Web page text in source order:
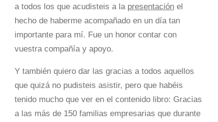
a todos los que acudisteis a la presentación el
hecho de haberme acompañado en un día tan
importante para mí. Fue un honor contar con
vuestra compañía y apoyo.
Y también quiero dar las gracias a todos aquellos
que quizá no pudisteis asistir, pero que habéis
tenido mucho que ver en el contenido libro: Gracias
a las más de 150 familias empresarias que durante